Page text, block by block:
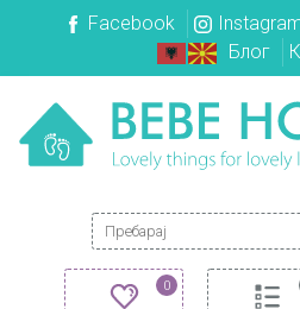
Facebook
Блог
Search for:
0